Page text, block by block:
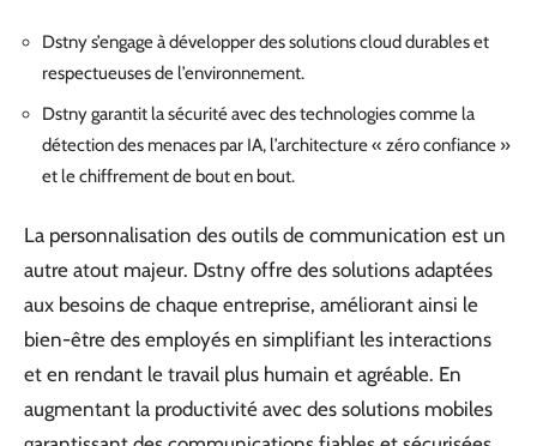
Dstny s’engage à développer des solutions cloud durables et
respectueuses de l’environnement.
Dstny garantit la sécurité avec des technologies comme la
détection des menaces par IA, l’architecture « zéro confiance »
et le chiffrement de bout en bout.
La personnalisation des outils de communication est un
autre atout majeur. Dstny offre des solutions adaptées
aux besoins de chaque entreprise, améliorant ainsi le
bien-être des employés en simplifiant les interactions
et en rendant le travail plus humain et agréable. En
augmentant la productivité avec des solutions mobiles